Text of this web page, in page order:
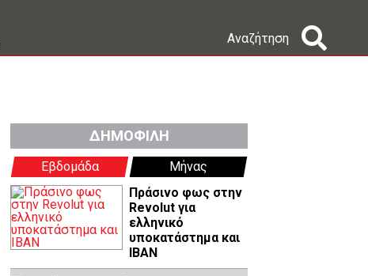
Αναζήτηση
ΔΗΜΟΦΙΛΗ
Εβδομάδα
Μήνας
Πράσινο φως στην
Revolut για
ελληνικό
υποκατάστημα και
IBAN